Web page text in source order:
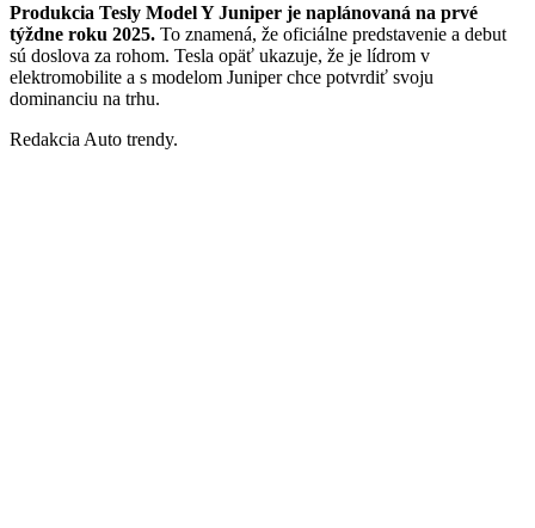
Produkcia Tesly Model Y Juniper je naplánovaná na prvé
týždne roku 2025. To znamená, že oficiálne predstavenie a debut
sú doslova za rohom. Tesla opäť ukazuje, že je lídrom v
elektromobilite a s modelom Juniper chce potvrdiť svoju
dominanciu na trhu.
Redakcia Auto trendy.